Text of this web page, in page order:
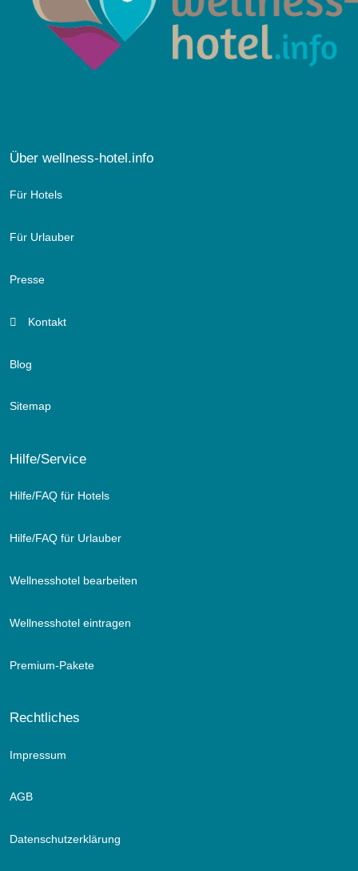
Über wellness-hotel.info
Für Hotels
Für Urlauber
Presse
Kontakt
Blog
Sitemap
Hilfe/Service
Hilfe/FAQ für Hotels
Hilfe/FAQ für Urlauber
Wellnesshotel bearbeiten
Wellnesshotel eintragen
Premium-Pakete
Rechtliches
Impressum
AGB
Datenschutzerklärung